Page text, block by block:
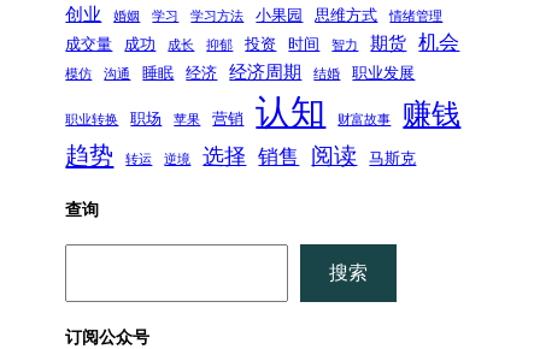
创业 婚姻 学习 学习方法 小果园 思维方式 情绪管理
成交量 成功 成长 抑郁 投资 时间 智力 期货 机会
模仿 沟通 睡眠 经济 经济周期 结婚 职业发展
职业转换 职场 苹果 营销 认知 财富故事 赚钱
趋势 转运 逆境 选择 销售 阅读 马斯克
查询
搜索
订阅公众号